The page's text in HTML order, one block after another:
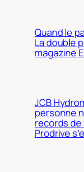
Quand le
La double
magazine
JCB
personne
records
Prodrive